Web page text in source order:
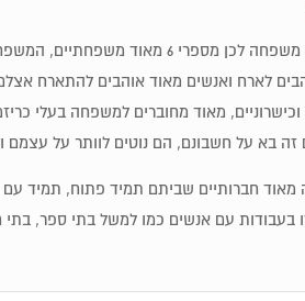
המספר 6 בנומרולוגיה מאפיין משפחה לכן
לארח ואנשים מאוד אוהבים להתארח
וכישרוניים, מאוד מחוברים למשפחה בעלי
זה בא על חשבונם, הם נוטים לוותר על עצמם
מאוד חברותיים שביתם תמיד פתוח, תמיד
בעבודות עם אנשים כמו למשל בתי ספר, בתי